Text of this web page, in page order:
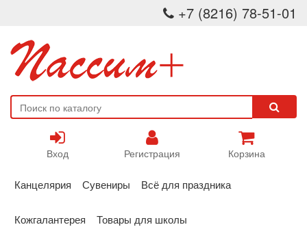
+7 (8216) 78-51-01
Вход Регистрация Корзина
Канцелярия Сувениры Всё для праздника
Кожгалантерея Товары для школы